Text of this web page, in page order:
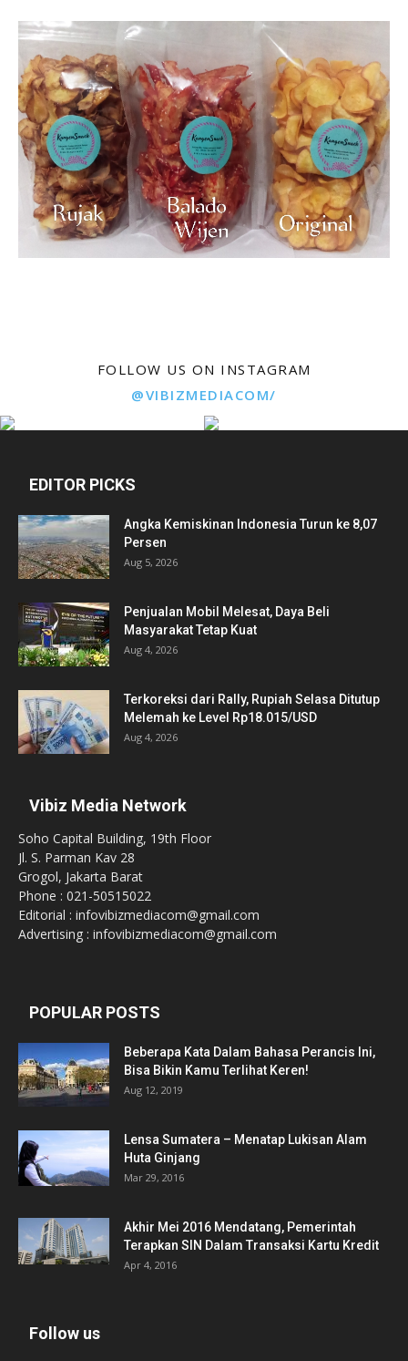
FOLLOW US ON INSTAGRAM
@VIBIZMEDIACOM/
EDITOR PICKS
Angka Kemiskinan Indonesia Turun ke 8,07
Persen
Aug 5, 2026
Penjualan Mobil Melesat, Daya Beli
Masyarakat Tetap Kuat
Aug 4, 2026
Terkoreksi dari Rally, Rupiah Selasa Ditutup
Melemah ke Level Rp18.015/USD
Aug 4, 2026
Vibiz Media Network
Soho Capital Building, 19th Floor
Jl. S. Parman Kav 28
Grogol, Jakarta Barat
Phone : 021-50515022
Editorial : infovibizmediacom@gmail.com
Advertising : infovibizmediacom@gmail.com
POPULAR POSTS
Beberapa Kata Dalam Bahasa Perancis Ini,
Bisa Bikin Kamu Terlihat Keren!
Aug 12, 2019
Lensa Sumatera – Menatap Lukisan Alam
Huta Ginjang
Mar 29, 2016
Akhir Mei 2016 Mendatang, Pemerintah
Terapkan SIN Dalam Transaksi Kartu Kredit
Apr 4, 2016
Follow us